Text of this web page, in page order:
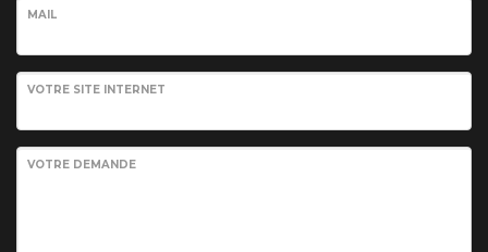
MAIL
VOTRE SITE INTERNET
VOTRE DEMANDE